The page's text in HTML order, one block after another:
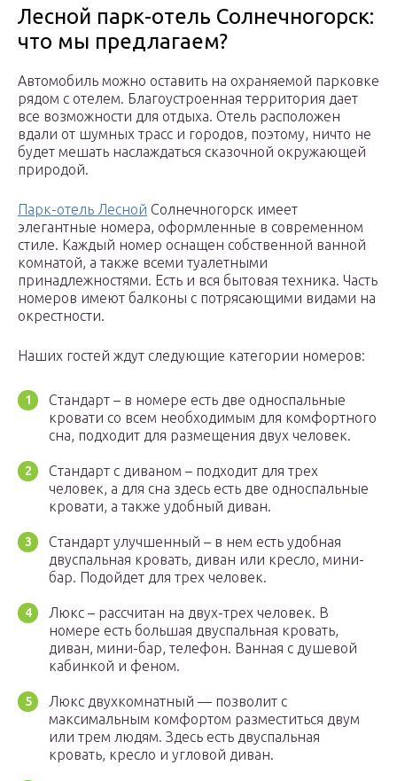
Лесной парк-отель Солнечногорск:
что мы предлагаем?
Автомобиль можно оставить на охраняемой парковке
рядом с отелем. Благоустроенная территория дает
все возможности для отдыха. Отель расположен
вдали от шумных трасс и городов, поэтому, ничто не
будет мешать наслаждаться сказочной окружающей
природой.
Парк-отель Лесной Солнечногорск имеет
элегантные номера, оформленные в современном
стиле. Каждый номер оснащен собственной ванной
комнатой, а также всеми туалетными
принадлежностями. Есть и вся бытовая техника. Часть
номеров имеют балконы с потрясающими видами на
окрестности.
Наших гостей ждут следующие категории номеров:
Стандарт – в номере есть две односпальные
кровати со всем необходимым для комфортного
сна, подходит для размещения двух человек.
Стандарт с диваном – подходит для трех
человек, а для сна здесь есть две односпальные
кровати, а также удобный диван.
Стандарт улучшенный – в нем есть удобная
двуспальная кровать, диван или кресло, мини-
бар. Подойдет для трех человек.
Люкс – рассчитан на двух-трех человек. В
номере есть большая двуспальная кровать,
диван, мини-бар, телефон. Ванная с душевой
кабинкой и феном.
Люкс двухкомнатный — позволит с
максимальным комфортом разместиться двум
или трем людям. Здесь есть двуспальная
кровать, кресло и угловой диван.